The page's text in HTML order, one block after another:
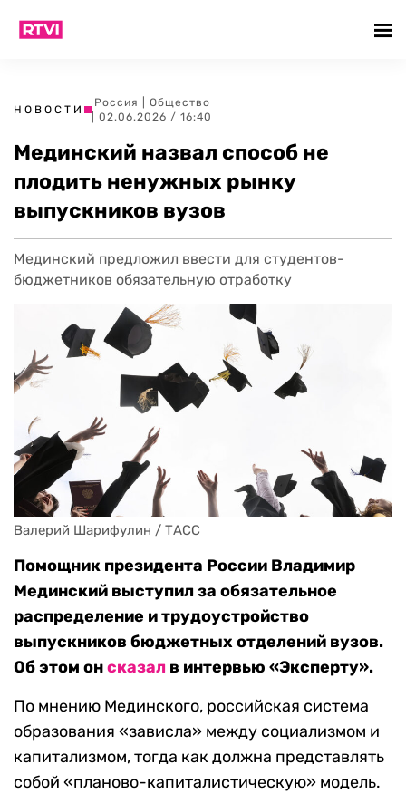
НОВОСТИ
Россия
Общество
| 02.06.2026 / 16:40
Мединский назвал способ не
плодить ненужных рынку
выпускников вузов
Мединский предложил ввести для студентов-
бюджетников обязательную отработку
Валерий Шарифулин / ТАСС
Помощник президента России Владимир
Мединский выступил за обязательное
распределение и трудоустройство
выпускников бюджетных отделений вузов.
Об этом онсказал в интервью «Эксперту».
По мнению Мединского, российская система
образования «зависла» между социализмом и
капитализмом, тогда как должна представлять
собой «планово-капиталистическую» модель.